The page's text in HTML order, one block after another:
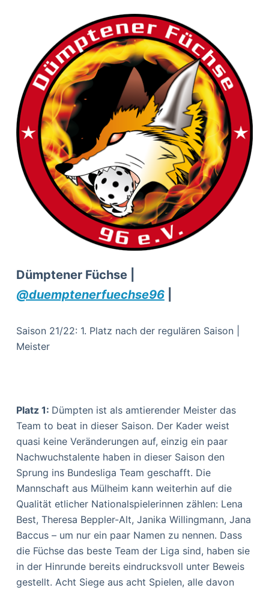
Dümptener Füchse |
@duemptenerfuechse96|
Saison 21/22: 1. Platz nach der regulären Saison |
Meister
Platz 1: Dümpten ist als amtierender Meister das
Team to beat in dieser Saison. Der Kader weist
quasi keine Veränderungen auf, einzig ein paar
Nachwuchstalente haben in dieser Saison den
Sprung ins Bundesliga Team geschafft. Die
Mannschaft aus Mülheim kann weiterhin auf die
Qualität etlicher Nationalspielerinnen zählen: Lena
Best, Theresa Beppler-Alt, Janika Willingmann, Jana
Baccus – um nur ein paar Namen zu nennen. Dass
die Füchse das beste Team der Liga sind, haben sie
in der Hinrunde bereits eindrucksvoll unter Beweis
gestellt. Acht Siege aus acht Spielen, alle davon